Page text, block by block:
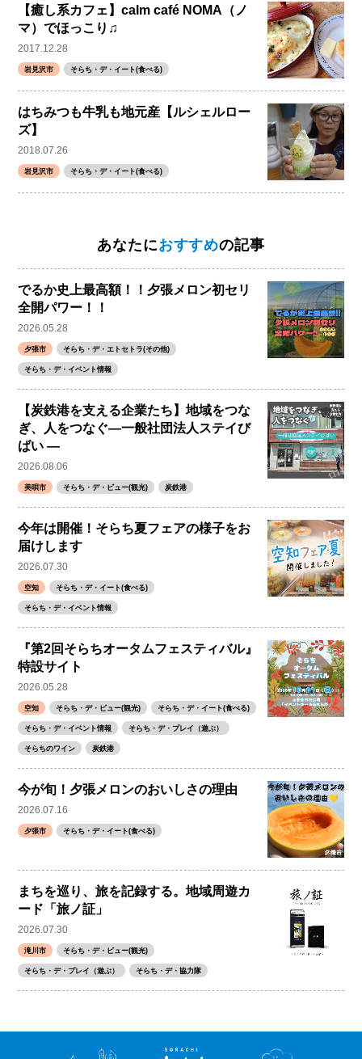
【癒し系カフェ】calm café NOMA（ノ
マ）でほっこり♫
2017.12.28
岩見沢市 そらち・デ・イート(食べる)
はちみつも牛乳も地元産【ルシェルロー
ズ】
2018.07.26
岩見沢市 そらち・デ・イート(食べる)
あなたにおすすめの記事
でるか史上最高額！！夕張メロン初セリ
全開パワー！！
2026.05.28
夕張市 そらち・デ・エトセトラ(その他)
そらち・デ・イベント情報
【炭鉄港を支える企業たち】地域をつな
ぎ、人をつなぐ―一般社団法人ステイび
ばい ―
2026.08.06
美唄市 そらち・デ・ビュー(観光) 炭鉄港
今年は開催！そらち夏フェアの様子をお
届けします
2026.07.30
空知 そらち・デ・イート(食べる)
そらち・デ・イベント情報
『第2回そらちオータムフェスティバル』
特設サイト
2026.05.28
空知 そらち・デ・ビュー(観光) そらち・デ・イート(食べる)
そらち・デ・イベント情報 そらち・デ・プレイ（遊ぶ）
そらちのワイン 炭鉄港
今が旬！夕張メロンのおいしさの理由
2026.07.16
夕張市 そらち・デ・イート(食べる)
まちを巡り、旅を記録する。地域周遊カ
ード「旅ノ証」
2026.07.30
滝川市 そらち・デ・ビュー(観光)
そらち・デ・プレイ（遊ぶ） そらち・デ・協力隊